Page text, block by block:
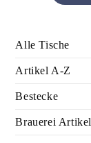
Alle Tische
Artikel A-Z
Bestecke
Brauerei Artikel